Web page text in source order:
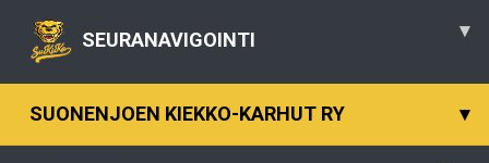
SEURANAVIGOINTI ▾
SUONENJOEN KIEKKO-KARHUT RY ▾